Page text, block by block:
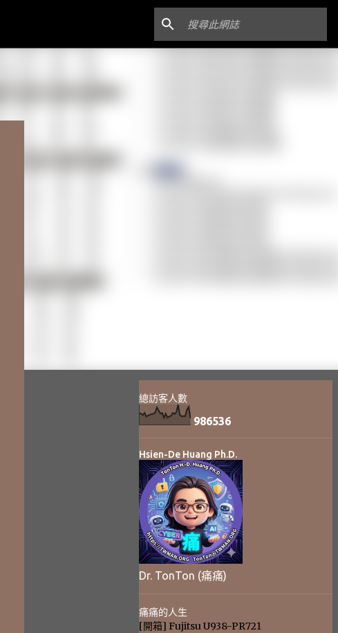
總訪客人數
986536
Hsien-De Huang Ph.D.
Dr. TonTon (痛痛)
痛痛的人生
[開箱] Fujitsu U938-PR721